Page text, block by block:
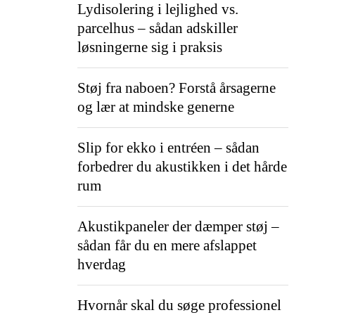
Lydisolering i lejlighed vs.
parcelhus – sådan adskiller
løsningerne sig i praksis
Støj fra naboen? Forstå årsagerne
og lær at mindske generne
Slip for ekko i entréen – sådan
forbedrer du akustikken i det hårde
rum
Akustikpaneler der dæmper støj –
sådan får du en mere afslappet
hverdag
Hvornår skal du søge professionel